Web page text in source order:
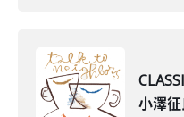
小澤